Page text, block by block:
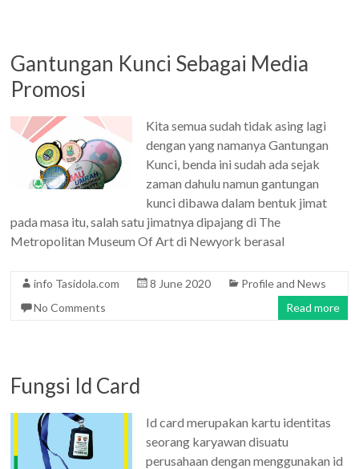
Gantungan Kunci Sebagai Media
Promosi
Kita semua sudah tidak asing lagi
dengan yang namanya Gantungan
Kunci, benda ini sudah ada sejak
zaman dahulu namun gantungan
kunci dibawa dalam bentuk jimat
pada masa itu, salah satu jimatnya dipajang di The
Metropolitan Museum Of Art di Newyork berasal
info Tasidola.com 8 June 2020
Profile and News
No Comments
Read more
Fungsi Id Card
Id card merupakan kartu identitas
seorang karyawan disuatu
perusahaan dengan menggunakan id